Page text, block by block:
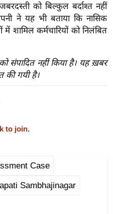
को बिल्कुल बर्दाश्त नहीं
ने यह भी बताया कि नासिक
शामिल कर्मचारियों को निलंबित
संपादित नहीं किया है। यह ख़बर
की गयी है।
to join.
Case
Sambhajinagar